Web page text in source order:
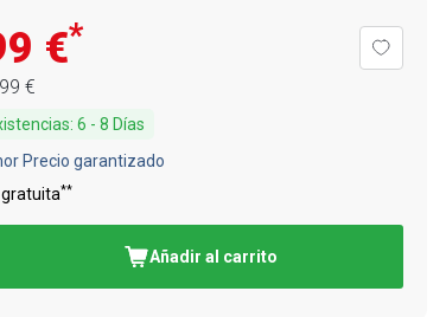
€*
€
: 6 - 8 Días
Precio garantizado
**
Añadir al carrito